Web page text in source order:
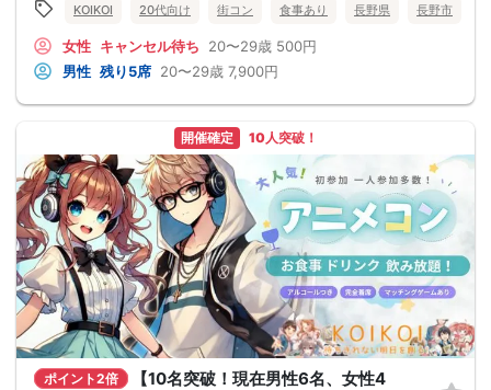
KOIKOI 20代向け 街コン 食事あり 長野県 長野市
女性 キャンセル待ち 20〜29歳 500円
男性 残り5席 20〜29歳 7,900円
開催確定 10人突破！
ポイント2倍
【10名突破！現在男性6名、女性4